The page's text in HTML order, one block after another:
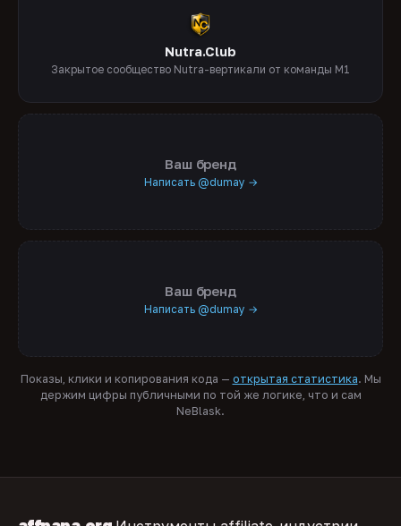
Nutra.Club
Закрытое сообщество Nutra-вертикали от команды M1
Ваш бренд
Написать @dumay →
Ваш бренд
Написать @dumay →
Показы, клики и копирования кода — открытая статистика. Мы
держим цифры публичными по той же логике, что и сам
NeBlask.